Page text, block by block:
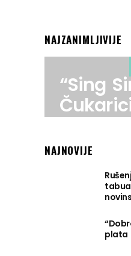
NAJZANIMLJIVIJE
“Sing
NAJNOVIJE
plata